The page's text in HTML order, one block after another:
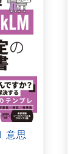
意思